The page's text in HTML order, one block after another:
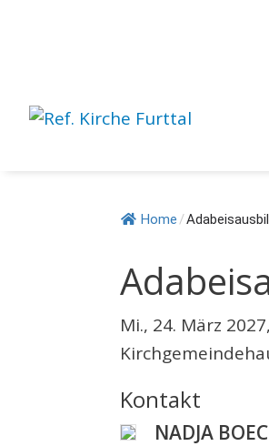
Home/
Mi., 24. März
Kontakt
NADJA